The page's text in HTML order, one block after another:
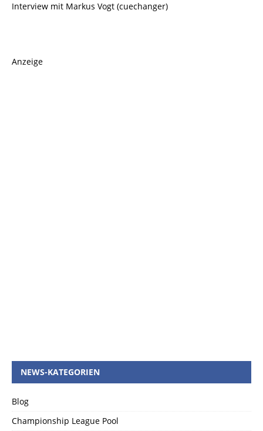
Interview mit Markus Vogt (cuechanger)
Anzeige
NEWS-KATEGORIEN
Blog
Championship League Pool